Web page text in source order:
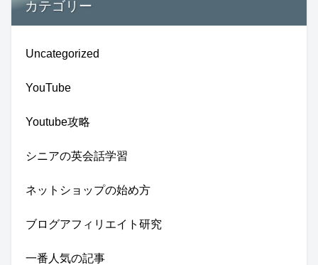
カテゴリー
Uncategorized
YouTube
Youtube攻略
シニアの英会話学習
ネットショップの始め方
ブログアフィリエイト研究
一番人気の記事